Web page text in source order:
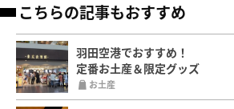
こちらの記事もおすすめ
羽田空港でおすすめ！
定番お土産＆限定グッズ
お土産